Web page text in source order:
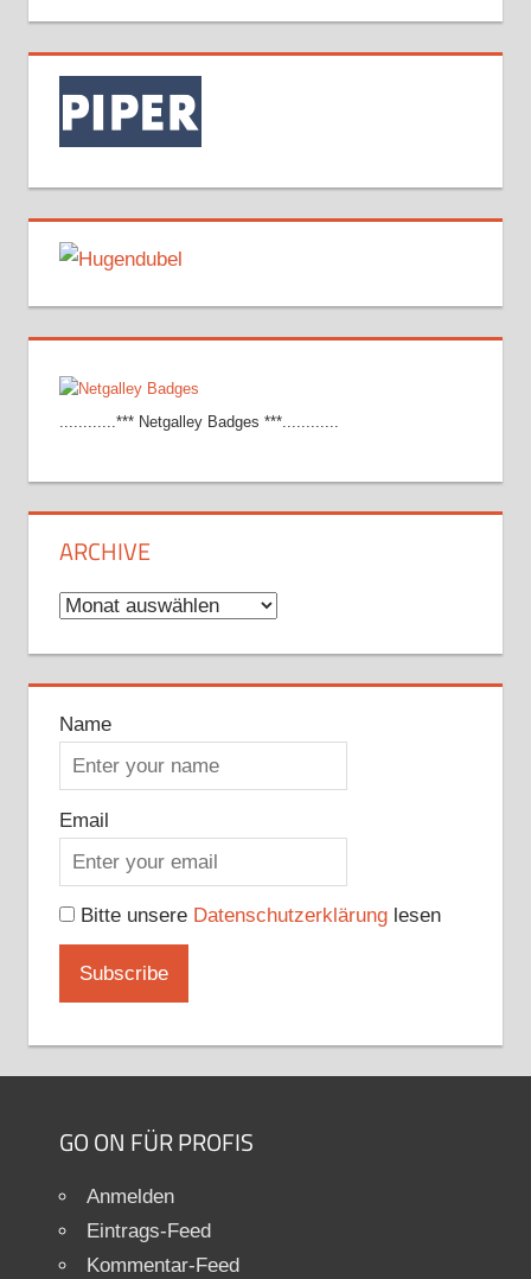
............*** Netgalley Badges ***............
ARCHIVE
Archive
Name
Email
Bitte unsere Datenschutzerklärunglesen
GO ON FÜR PROFIS
Anmelden
Eintrags-Feed
Kommentar-Feed